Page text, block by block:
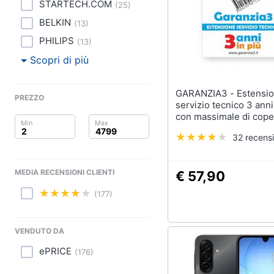
Arredo
Brico e Giardinaggio
Giocattoli
Fotografia
Abbigliamento
STARTECH.COM (25)
BELKIN (13)
PHILIPS (13)
Scopri di più
PREZZO
MEDIA RECENSIONI CLIENTI
(177)
VENDUTO DA
ePRICE (176)
GARANZIA3 - Estensione del
servizio tecnico 3
con massimale di
32
€ 57,90